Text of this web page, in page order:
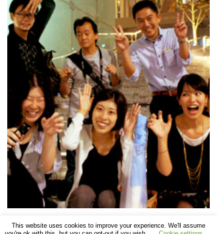
This website uses cookies to improve your experience. We'll assume